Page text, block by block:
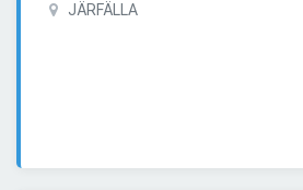
JÄRFÄLLA